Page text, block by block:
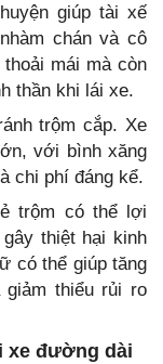
giúp tài xế
chán và cô
mái mà còn
thần khi lái xe.
trộm cắp. Xe
với bình xăng
chi phí đáng kể.
trộm có thể lợi
thiệt hại kinh
có thể giúp tăng
thiểu rủi ro
xe đường dài